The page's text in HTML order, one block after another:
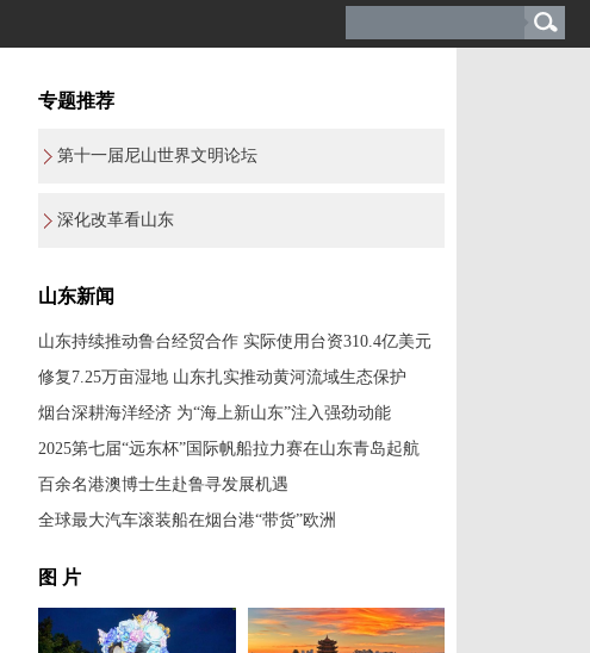
专题推荐
第十一届尼山世界文明论坛
深化改革看山东
山东新闻
山东持续推动鲁台经贸合作 实际使用台资310.4亿美元
修复7.25万亩湿地 山东扎实推动黄河流域生态保护
烟台深耕海洋经济 为“海上新山东”注入强劲动能
2025第七届“远东杯”国际帆船拉力赛在山东青岛起航
百余名港澳博士生赴鲁寻发展机遇
全球最大汽车滚装船在烟台港“带货”欧洲
图 片